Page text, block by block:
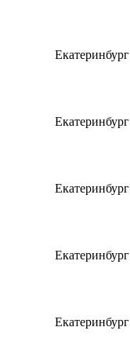
Екатеринбург
Екатеринбург
Екатеринбург
Екатеринбург
Екатеринбург